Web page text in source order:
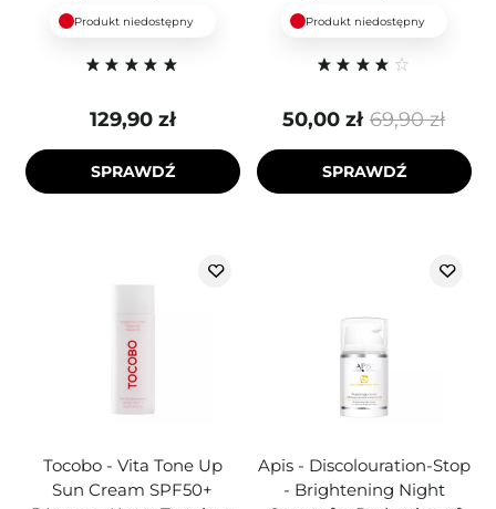
Produkt niedostępny
129,90 zł
SPRAWDŹ
Produkt niedostępny
69,90 zł
50,00 zł
SPRAWDŹ
Tocobo - Vita Tone Up
Sun Cream SPF50+
Apis - Discolouration-Stop
- Brightening Night